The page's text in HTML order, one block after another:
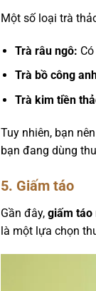
Một số loại trà
Trà râu ngô:
Trà bồ công
Trà kim tiền
Tuy nhiên, bạn
bạn đang dùng
5. Giấm táo
Gần đây, giấm táo
là một lựa chọn